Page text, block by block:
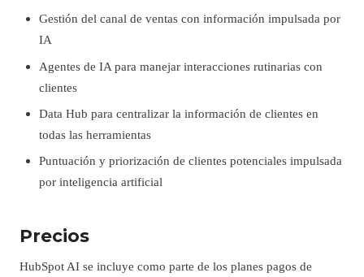
Gestión del canal de ventas con información impulsada por
IA
Agentes de IA para manejar interacciones rutinarias con
clientes
Data Hub para centralizar la información de clientes en
todas las herramientas
Puntuación y priorización de clientes potenciales impulsada
por inteligencia artificial
Precios
HubSpot AI se incluye como parte de los planes pagos de